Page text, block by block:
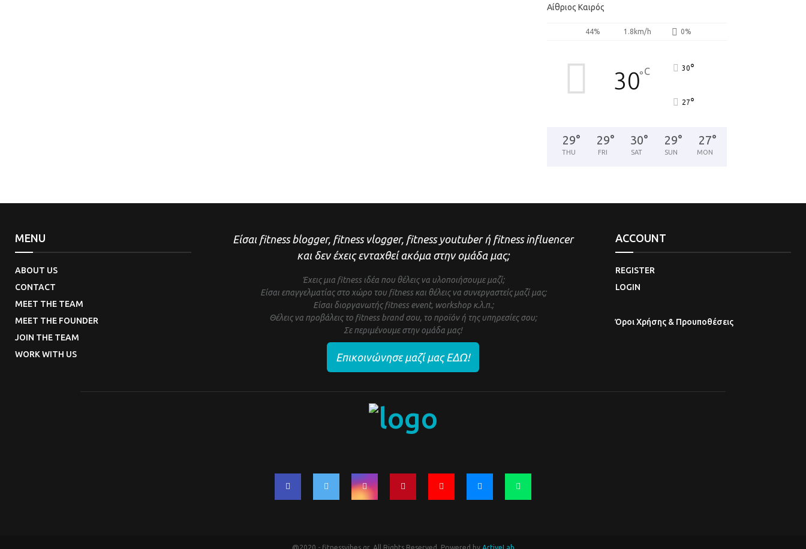
Αίθριος Καιρός
44% 1.8km/h 0%
30°C 30°
27°
29°
THU
29°
FRI
30°
SAT
29°
SUN
27°
MON
MENU
ABOUT US
CONTACT
MEET THE TEAM
MEET THE FOUNDER
JOIN THE TEAM
WORK WITH US
Είσαι fitness blogger, fitness vlogger, fitness youtuber ή fitness influencer
και δεν έχεις ενταχθεί ακόμα στην ομάδα μας;
Έχεις μια fitness ιδέα που θέλεις να υλοποιήσουμε μαζί;
Είσαι επαγγελματίας στο χώρο του fitness και θέλεις να συνεργαστείς μαζί μας;
Είσαι διοργανωτής fitness event, workshop κ.λ.π.;
Θέλεις να προβάλεις το fitness brand σου, το προϊόν ή της υπηρεσίες σου;
Σε περιμένουμε στην ομάδα μας!
Επικοινώνησε μαζί μας ΕΔΩ!
ACCOUNT
REGISTER
LOGIN
Όροι Χρήσης & Προυποθέσεις
@2020 - fitnessvibes.gr. All Rights Reserved. Powered by ArtiveLab